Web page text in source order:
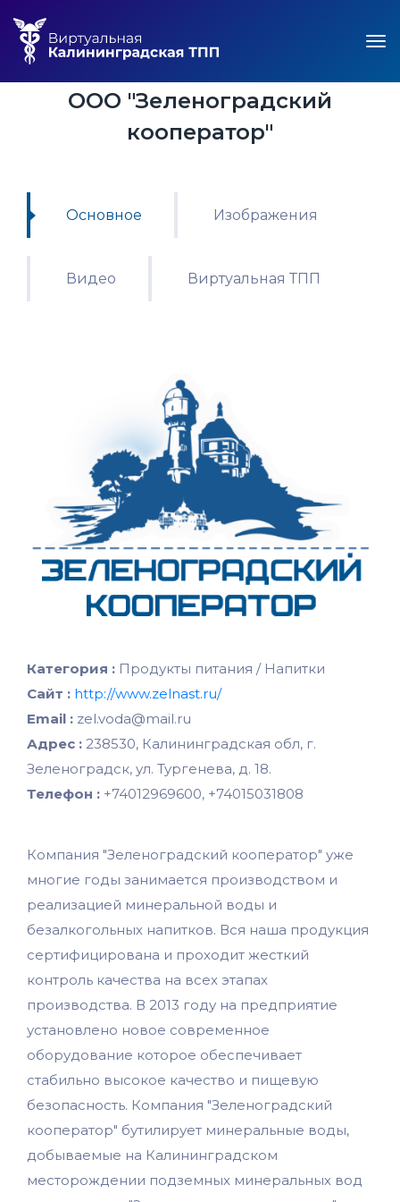
ООО "Зеленоградский
кооператор"
Основное Изображения
Видео Виртуальная ТПП
Категория : Продукты питания / Напитки
Сайт : http://www.zelnast.ru/
Email : zel.voda@mail.ru
Адрес : 238530, Калининградская обл, г.
Зеленоградск, ул. Тургенева, д. 18.
Телефон : +74012969600, +74015031808
Компания "Зеленоградский кооператор" уже
многие годы занимается производством и
реализацией минеральной воды и
безалкогольных напитков. Вся наша продукция
сертифицирована и проходит жесткий
контроль качества на всех этапах
производства. В 2013 году на предприятие
установлено новое современное
оборудование которое обеспечивает
стабильно высокое качество и пищевую
безопасность. Компания "Зеленоградский
кооператор" бутилирует минеральные воды,
добываемые на Калининградском
месторождении подземных минеральных вод